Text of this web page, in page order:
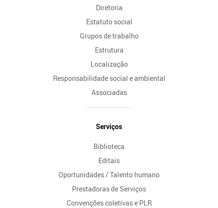
Diretoria
Estatuto social
Grupos de trabalho
Estrutura
Localização
Responsabilidade social e ambiental
Associadas
Serviços
Biblioteca
Editais
Oportunidades / Talento humano
Prestadoras de Serviços
Convenções coletivas e PLR